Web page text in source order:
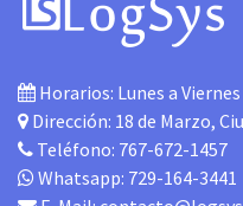
Horarios: Lunes a
Dirección: 18 de Marzo,
Teléfono: 767-672-1457
Whatsapp: 729-164-3441